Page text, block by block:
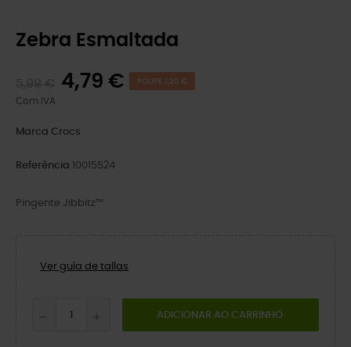
Zebra Esmaltada
4,79 € POUPE 1,20 €
Com IVA
Marca Crocs
Referência 10015524
Pingente Jibbitz™.
Ver guía de tallas
ADICIONAR AO CARRINHO